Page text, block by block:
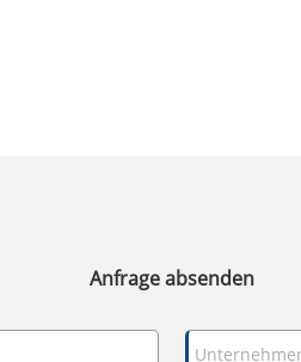
Anfrage absenden